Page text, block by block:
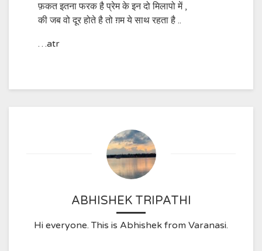
फ़कत इतना फरक है प्रेम के इन दो मिलापो में ,
की जब वो दूर होते है तो ग़म ये साथ रहता है ..
…atr
ABHISHEK TRIPATHI
Hi everyone. This is Abhishek from Varanasi.